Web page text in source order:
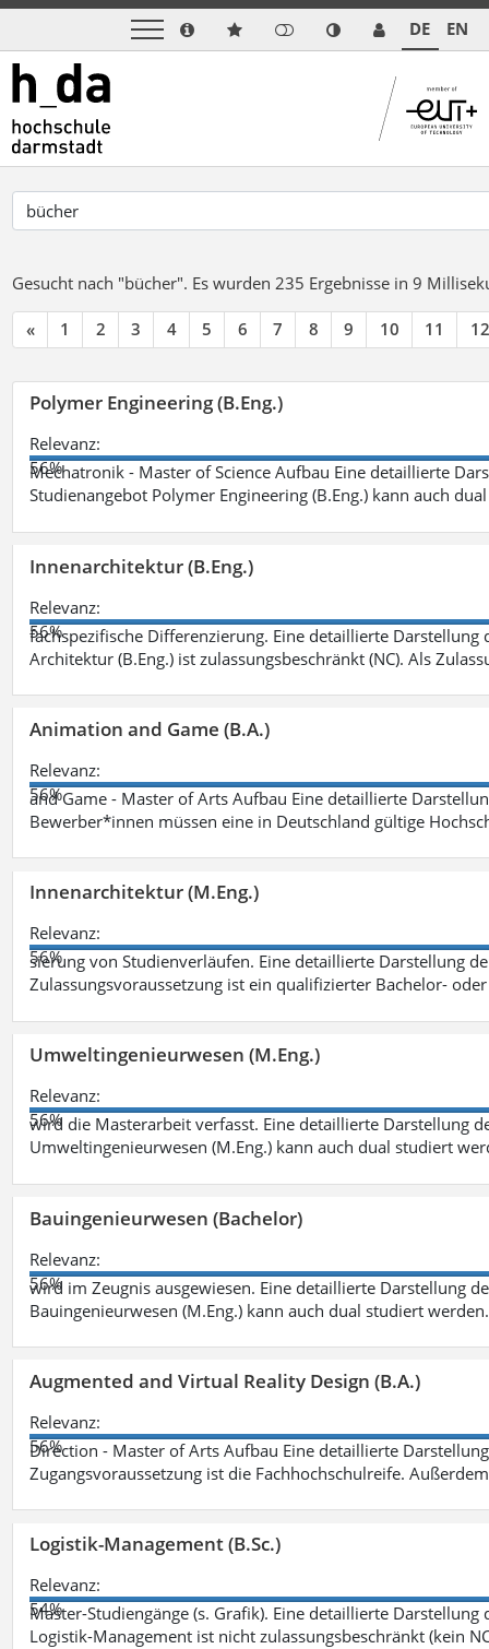
DE EN
Gesucht nach "bücher". Es wurden 235 Ergebnisse in 9
« 1 2 3 4 5 6 7 8 9 10 11 12
Polymer Engineering (B.Eng.)
Relevanz:
56%
Mechatronik - Master of Science Aufbau Eine detaillierte
Studienangebot Polymer Engineering (B.Eng.) kann auch
Innenarchitektur (B.Eng.)
Relevanz:
56%
fachspezifische Differenzierung. Eine detaillierte
Architektur (B.Eng.) ist zulassungsbeschränkt (NC). Als
Animation and Game (B.A.)
Relevanz:
56%
and Game - Master of Arts Aufbau Eine detaillierte
Bewerber*innen müssen eine in Deutschland gültige
Innenarchitektur (M.Eng.)
Relevanz:
56%
sierung von Studienverläufen. Eine detaillierte Darstellung
Zulassungsvoraussetzung ist ein qualifizierter Bachelor-
Umweltingenieurwesen (M.Eng.)
Relevanz:
56%
wird die Masterarbeit verfasst. Eine detaillierte Darstellung
Umweltingenieurwesen (M.Eng.) kann auch dual studiert
Bauingenieurwesen (Bachelor)
Relevanz:
56%
wird im Zeugnis ausgewiesen. Eine detaillierte Darstellung
Bauingenieurwesen (M.Eng.) kann auch dual studiert
Augmented and Virtual Reality Design (B.A.)
Relevanz:
56%
Direction - Master of Arts Aufbau Eine detaillierte
Zugangsvoraussetzung ist die Fachhochschulreife.
Logistik-Management (B.Sc.)
Relevanz:
54%
Master-Studiengänge (s. Grafik). Eine detaillierte
Logistik-Management ist nicht zulassungsbeschränkt (kein